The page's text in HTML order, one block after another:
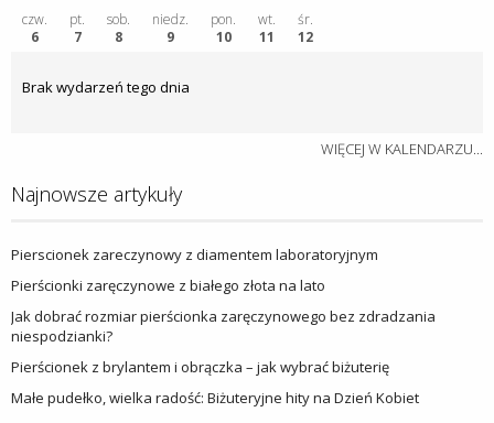
czw.
6
pt.
7
sob.
8
niedz.
9
pon.
10
wt.
11
śr.
12
Brak wydarzeń tego dnia
WIĘCEJ W KALENDARZU...
Najnowsze artykuły
Pierscionek zareczynowy z diamentem laboratoryjnym
Pierścionki zaręczynowe z białego złota na lato
Jak dobrać rozmiar pierścionka zaręczynowego bez zdradzania
niespodzianki?
Pierścionek z brylantem i obrączka – jak wybrać biżuterię
Małe pudełko, wielka radość: Biżuteryjne hity na Dzień Kobiet